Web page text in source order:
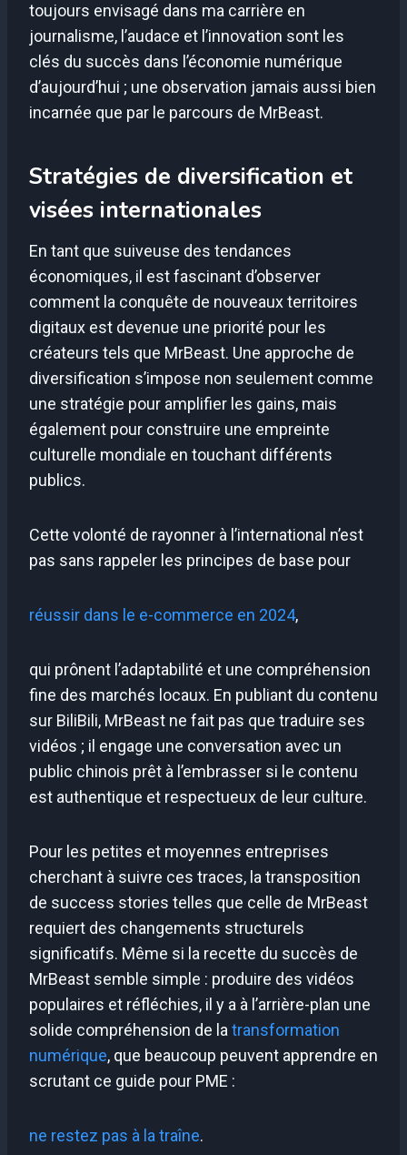
toujours envisagé dans ma carrière en
journalisme, l’audace et l’innovation sont les
clés du succès dans l’économie numérique
d’aujourd’hui ; une observation jamais aussi bien
incarnée que par le parcours de MrBeast.
Stratégies de diversification et
visées internationales
En tant que suiveuse des tendances
économiques, il est fascinant d’observer
comment la conquête de nouveaux territoires
digitaux est devenue une priorité pour les
créateurs tels que MrBeast. Une approche de
diversification s’impose non seulement comme
une stratégie pour amplifier les gains, mais
également pour construire une empreinte
culturelle mondiale en touchant différents
publics.
Cette volonté de rayonner à l’international n’est
pas sans rappeler les principes de base pour
réussir dans le e-commerce en 2024,
qui prônent l’adaptabilité et une compréhension
fine des marchés locaux. En publiant du contenu
sur BiliBili, MrBeast ne fait pas que traduire ses
vidéos ; il engage une conversation avec un
public chinois prêt à l’embrasser si le contenu
est authentique et respectueux de leur culture.
Pour les petites et moyennes entreprises
cherchant à suivre ces traces, la transposition
de success stories telles que celle de MrBeast
requiert des changements structurels
significatifs. Même si la recette du succès de
MrBeast semble simple : produire des vidéos
populaires et réfléchies, il y a à l’arrière-plan une
solide compréhension de latransformation
numérique, que beaucoup peuvent apprendre en
scrutant ce guide pour PME :
ne restez pas à la traîne.